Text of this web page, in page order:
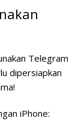
Telegram
dipersiapkan
iPhone: